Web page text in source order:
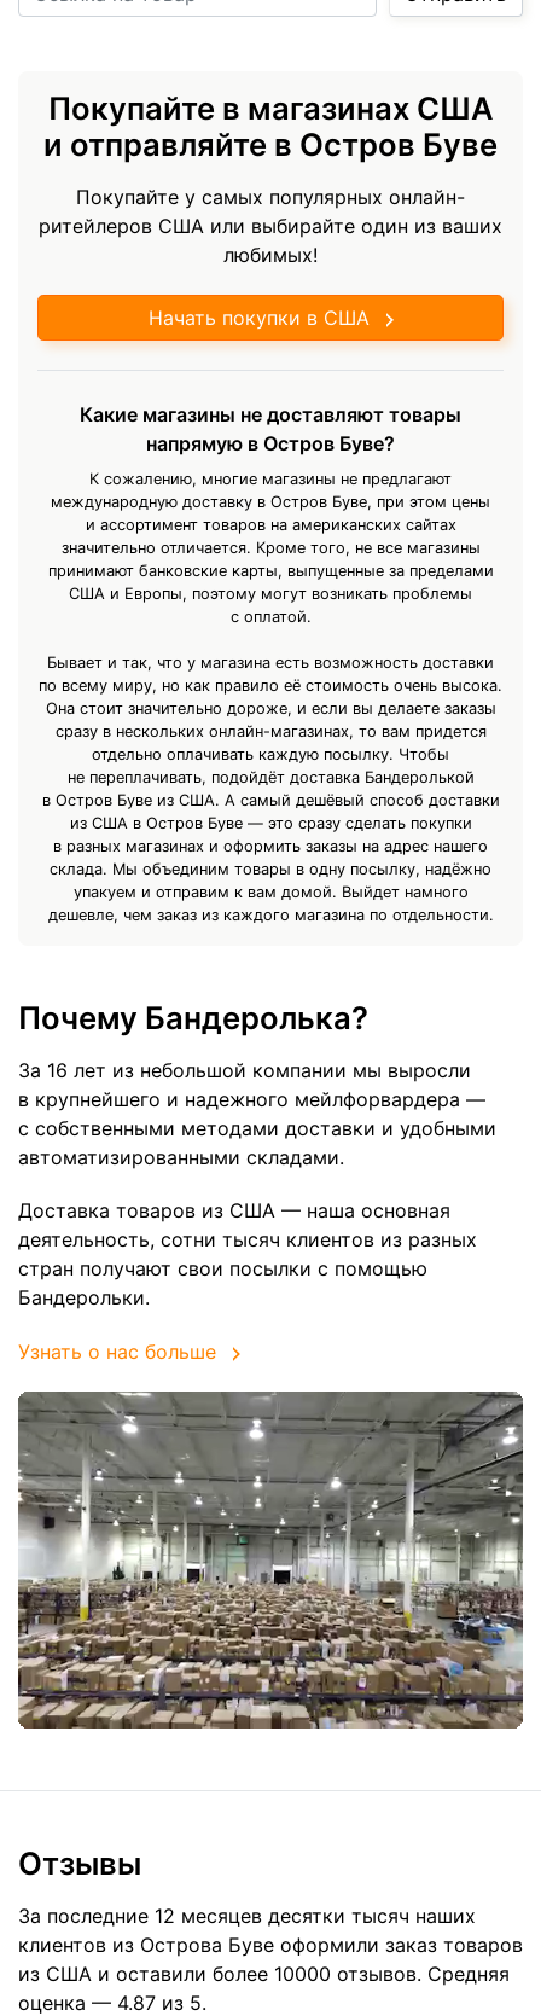
Покупайте в магазинах США
и отправляйте в Остров Буве
Покупайте у самых популярных онлайн-
ритейлеров США или выбирайте один из ваших
любимых!
Начать покупки в США
Какие магазины не доставляют товары
напрямую в Остров Буве?
К сожалению, многие магазины не предлагают
международную доставку в Остров Буве, при этом цены
и ассортимент товаров на американских сайтах
значительно отличается. Кроме того, не все магазины
принимают банковские карты, выпущенные за пределами
США и Европы, поэтому могут возникать проблемы
с оплатой.
Бывает и так, что у магазина есть возможность доставки
по всему миру, но как правило её стоимость очень высока.
Она стоит значительно дороже, и если вы делаете заказы
сразу в нескольких онлайн-магазинах, то вам придется
отдельно оплачивать каждую посылку. Чтобы
не переплачивать, подойдёт доставка Бандеролькой
в Остров Буве из США. А самый дешёвый способ доставки
из США в Остров Буве — это сразу сделать покупки
в разных магазинах и оформить заказы на адрес нашего
склада. Мы объединим товары в одну посылку, надёжно
упакуем и отправим к вам домой. Выйдет намного
дешевле, чем заказ из каждого магазина по отдельности.
Почему Бандеролька?
За 16 лет из небольшой компании мы выросли
в крупнейшего и надежного мейлфорвардера —
с собственными методами доставки и удобными
автоматизированными складами.
Доставка товаров из США — наша основная
деятельность, сотни тысяч клиентов из разных
стран получают свои посылки с помощью
Бандерольки.
Узнать о нас больше
Отзывы
За последние 12 месяцев десятки тысяч наших
клиентов из Острова Буве оформили заказ товаров
из США и оставили более 10000 отзывов. Средняя
оценка — 4.87 из 5.